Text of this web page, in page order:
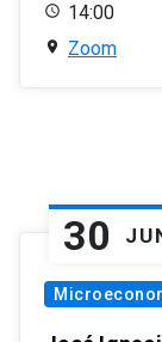
14:00
Zoom
30